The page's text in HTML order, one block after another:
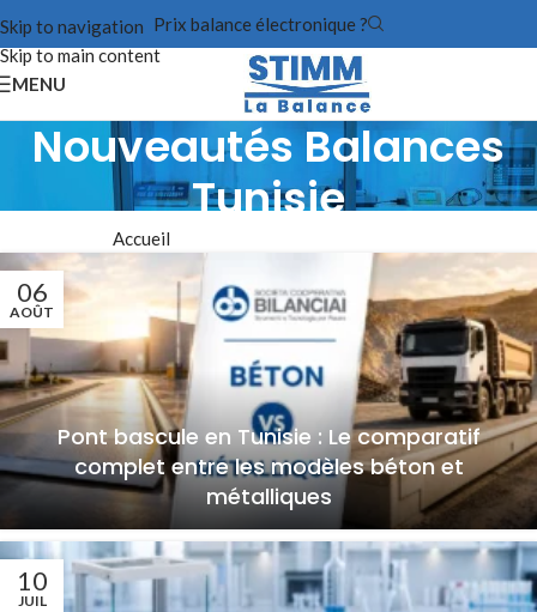
Skip to navigation
Skip to main content
Prix balance électronique ?
MENU
Nouveautés Balances
Tunisie
Accueil
06
AOÛT
Pont bascule en Tunisie : Le comparatif
complet entre les modèles béton et
métalliques
10
JUIL